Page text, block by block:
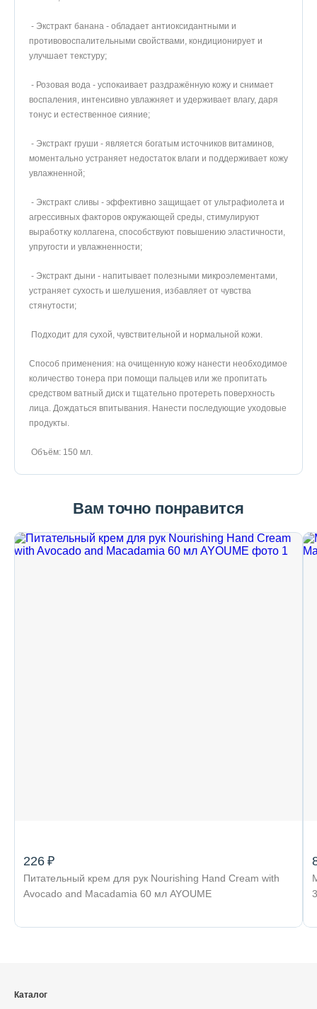
- Экстракт банана - обладает антиоксидантными и
противовоспалительными свойствами, кондиционирует и
улучшает текстуру;
- Розовая вода - успокаивает раздражённую кожу и снимает
воспаления, интенсивно увлажняет и удерживает влагу, даря
тонус и естественное сияние;
- Экстракт груши - является богатым источников витаминов,
моментально устраняет недостаток влаги и поддерживает кожу
увлажненной;
- Экстракт сливы - эффективно защищает от ультрафиолета и
агрессивных факторов окружающей среды, стимулируют
выработку коллагена, способствуют повышению эластичности,
упругости и увлажненности;
- Экстракт дыни - напитывает полезными микроэлементами,
устраняет сухость и шелушения, избавляет от чувства
стянутости;
Подходит для сухой, чувствительной и нормальной кожи.
Способ применения: на очищенную кожу нанести необходимое
количество тонера при помощи пальцев или же пропитать
средством ватный диск и тщательно протереть поверхность
лица. Дождаться впитывания. Нанести последующие уходовые
продукты.
Объём: 150 мл.
Вам точно понравится
226 ₽
Питательный крем для рук Nourishing Hand Cream with
Avocado and Macadamia 60 мл AYOUME
Каталог